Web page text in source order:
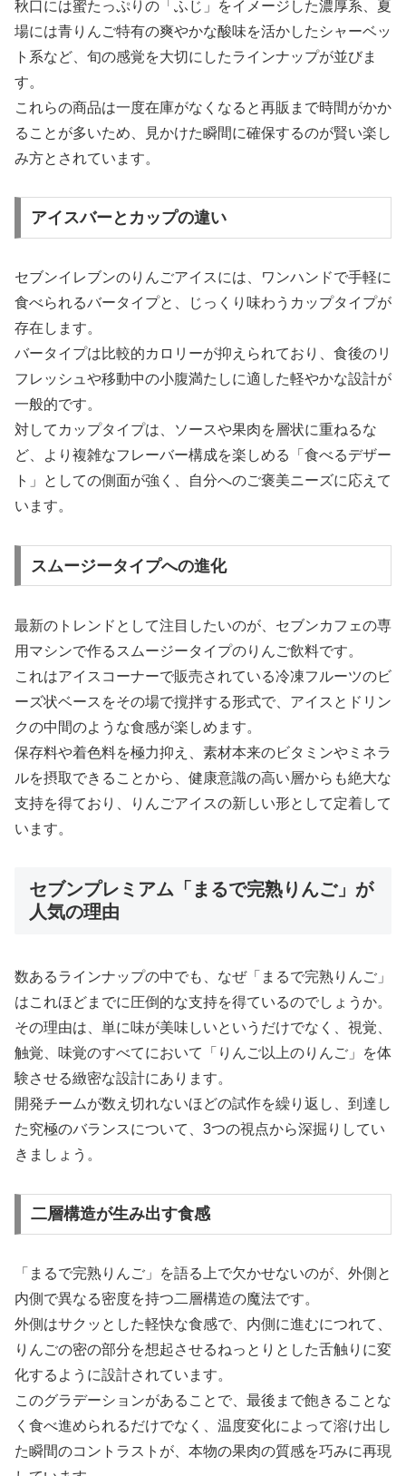
秋口には蜜たっぷりの「ふじ」をイメージした濃厚系、夏
場には青りんご特有の爽やかな酸味を活かしたシャーベッ
ト系など、旬の感覚を大切にしたラインナップが並びま
す。
これらの商品は一度在庫がなくなると再販まで時間がかか
ることが多いため、見かけた瞬間に確保するのが賢い楽し
み方とされています。
アイスバーとカップの違い
セブンイレブンのりんごアイスには、ワンハンドで手軽に
食べられるバータイプと、じっくり味わうカップタイプが
存在します。
バータイプは比較的カロリーが抑えられており、食後のリ
フレッシュや移動中の小腹満たしに適した軽やかな設計が
一般的です。
対してカップタイプは、ソースや果肉を層状に重ねるな
ど、より複雑なフレーバー構成を楽しめる「食べるデザー
ト」としての側面が強く、自分へのご褒美ニーズに応えて
います。
スムージータイプへの進化
最新のトレンドとして注目したいのが、セブンカフェの専
用マシンで作るスムージータイプのりんご飲料です。
これはアイスコーナーで販売されている冷凍フルーツのビ
ーズ状ベースをその場で撹拌する形式で、アイスとドリン
クの中間のような食感が楽しめます。
保存料や着色料を極力抑え、素材本来のビタミンやミネラ
ルを摂取できることから、健康意識の高い層からも絶大な
支持を得ており、りんごアイスの新しい形として定着して
います。
セブンプレミアム「まるで完熟りんご」が
人気の理由
数あるラインナップの中でも、なぜ「まるで完熟りんご」
はこれほどまでに圧倒的な支持を得ているのでしょうか。
その理由は、単に味が美味しいというだけでなく、視覚、
触覚、味覚のすべてにおいて「りんご以上のりんご」を体
験させる緻密な設計にあります。
開発チームが数え切れないほどの試作を繰り返し、到達し
た究極のバランスについて、3つの視点から深掘りしてい
きましょう。
二層構造が生み出す食感
「まるで完熟りんご」を語る上で欠かせないのが、外側と
内側で異なる密度を持つ二層構造の魔法です。
外側はサクッとした軽快な食感で、内側に進むにつれて、
りんごの密の部分を想起させるねっとりとした舌触りに変
化するように設計されています。
このグラデーションがあることで、最後まで飽きることな
く食べ進められるだけでなく、温度変化によって溶け出し
た瞬間のコントラストが、本物の果肉の質感を巧みに再現